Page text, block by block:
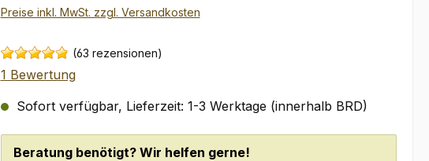
Preise inkl. MwSt. zzgl. Versandkosten
(63 rezensionen)
1 Bewertung
Sofort verfügbar, Lieferzeit: 1-3 Werktage (innerhalb BRD)
Beratung benötigt? Wir helfen gerne!